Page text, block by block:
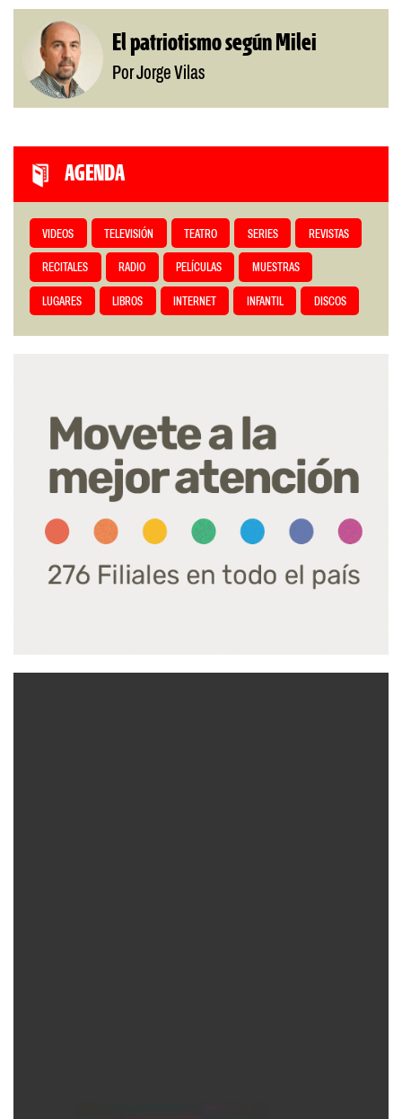
El patriotismo según Milei
Por Jorge Vilas
AGENDA
VIDEOS TELEVISIÓN TEATRO SERIES REVISTAS
RECITALES RADIO PELÍCULAS MUESTRAS
LUGARES LIBROS INTERNET INFANTIL DISCOS